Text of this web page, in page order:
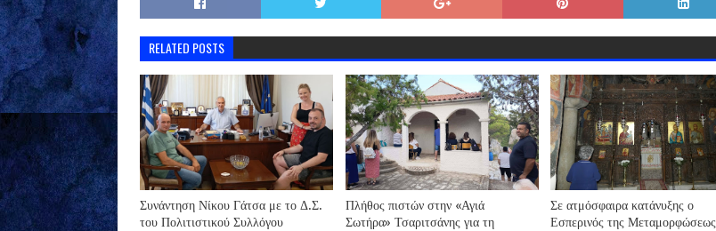
RELATED POSTS
Συνάντηση Νίκου Γάτσα με το Δ.Σ.
του Πολιτιστικού Συλλόγου
Πλήθος πιστών στην «Αγιά
Σωτήρα» Τσαριτσάνης για τη
Σε ατμόσφαιρα κατάνυξης ο
Εσπερινός της Μεταμορφώσεως